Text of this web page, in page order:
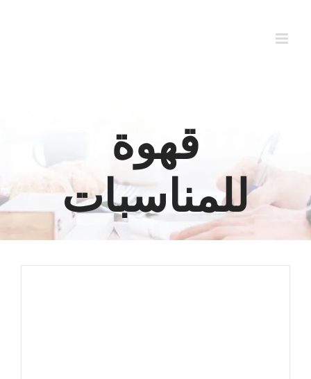
قهوة
للمناسبات